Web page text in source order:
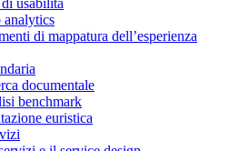
usabilità
analytics
di mappatura dell’esperienza
documentale
benchmark
euristica